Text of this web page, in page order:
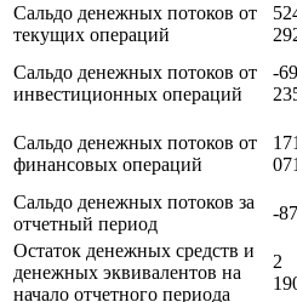
Сальдо денежных потоков от
текущих операций
Сальдо денежных потоков от
инвестиционных операций
-
Сальдо денежных потоков от
финансовых операций
171
071
Сальдо денежных потоков за
отчетный период
-
Остаток денежных средств и
денежных эквивалентов на
начало отчетного периода
2